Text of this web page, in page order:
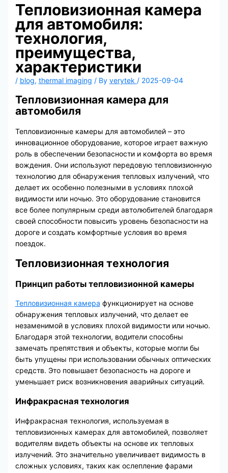
Тепловизионная камера
для автомобиля:
технология,
преимущества,
характеристики
/ blog, thermal imaging / By verytek / 2025-09-04
Тепловизионная камера для
автомобиля
Тепловизионные камеры для автомобилей – это
инновационное оборудование, которое играет важную
роль в обеспечении безопасности и комфорта во время
вождения. Они используют передовую тепловизионную
технологию для обнаружения тепловых излучений, что
делает их особенно полезными в условиях плохой
видимости или ночью. Это оборудование становится
все более популярным среди автолюбителей благодаря
своей способности повысить уровень безопасности на
дороге и создать комфортные условия во время
поездок.
Тепловизионная технология
Принцип работы тепловизионной камеры
Тепловизионная камера функционирует на основе
обнаружения тепловых излучений, что делает ее
незаменимой в условиях плохой видимости или ночью.
Благодаря этой технологии, водители способны
замечать препятствия и объекты, которые могли бы
быть упущены при использовании обычных оптических
средств. Это повышает безопасность на дороге и
уменьшает риск возникновения аварийных ситуаций.
Инфракрасная технология
Инфракрасная технология, используемая в
тепловизионных камерах для автомобилей, позволяет
водителям видеть объекты на основе их тепловых
излучений. Это значительно увеличивает видимость в
сложных условиях, таких как ослепление фарами